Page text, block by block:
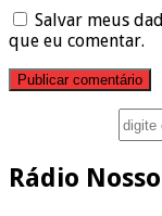
Salvar meus
que eu comentar.
Rádio